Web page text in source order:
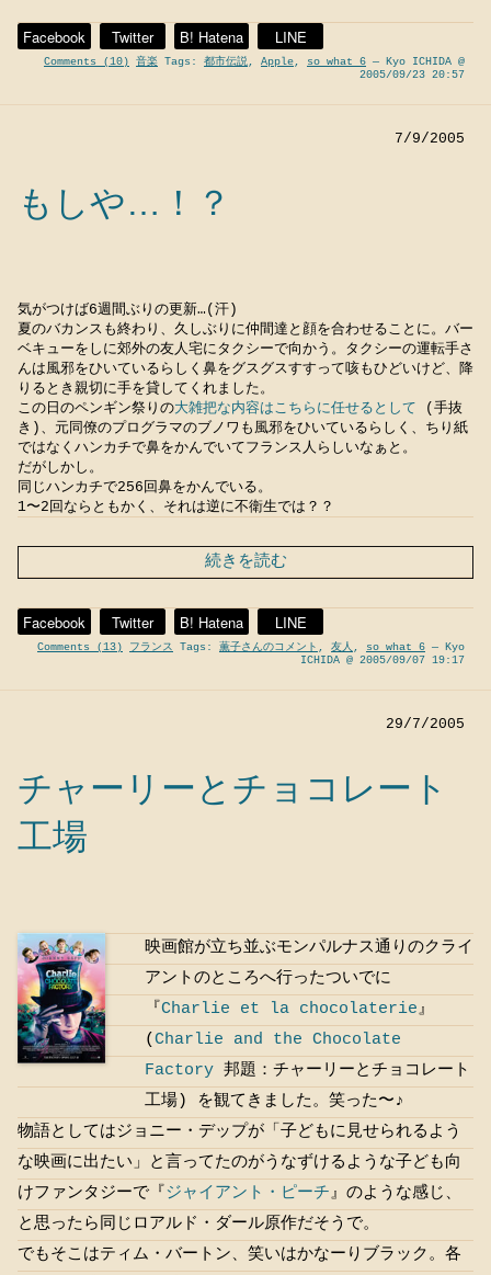
Facebook Twitter B! Hatena LINE
Comments (10) 音楽 Tags: 都市伝説, Apple, so what 6 — Kyo ICHIDA @
2005/09/23 20:57
7/9/2005
もしや…！？
気がつけば6週間ぶりの更新…(汗)
夏のバカンスも終わり、久しぶりに仲間達と顔を合わせることに。バー
ベキューをしに郊外の友人宅にタクシーで向かう。タクシーの運転手さ
んは風邪をひいているらしく鼻をグスグスすすって咳もひどいけど、降
りるとき親切に手を貸してくれました。
この日のペンギン祭りの大雑把な内容はこちらに任せるとして (手抜
き)、元同僚のプログラマのブノワも風邪をひいているらしく、ちり紙
ではなくハンカチで鼻をかんでいてフランス人らしいなぁと。
だがしかし。
同じハンカチで256回鼻をかんでいる。
1〜2回ならともかく、それは逆に不衛生では？？
続きを読む
Facebook Twitter B! Hatena LINE
Comments (13) フランス Tags: 薫子さんのコメント , 友人 , so what 6 — Kyo
ICHIDA @ 2005/09/07 19:17
29/7/2005
チャーリーとチョコレート
工場
映画館が立ち並ぶモンパルナス通りのクライ
アントのところへ行ったついでに
『 Charlie et la chocolaterie』
(Charlie and the Chocolate
Factory 邦題：チャーリーとチョコレート
工場) を観てきました。笑った〜♪
物語としてはジョニー・デップが「子どもに見せられるよう
な映画に出たい」と言ってたのがうなずけるような子ども向
けファンタジーで『 ジャイアント・ピーチ』のような感じ、
と思ったら同じロアルド・ダール原作だそうで。
でもそこはティム・バートン、笑いはかなーりブラック。各